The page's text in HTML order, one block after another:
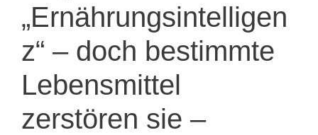
„Ernährungsintelligen
z“ – doch bestimmte
Lebensmittel
zerstören sie –